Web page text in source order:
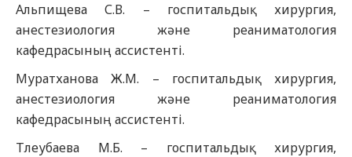
Альпищева С.В. – госпитальдық хирургия,
анестезиология және реаниматология
кафедрасының ассистенті.
Муратханова Ж.М. – госпитальдық хирургия,
анестезиология және реаниматология
кафедрасының ассистенті.
Тлеубаева М.Б. – госпитальдық хирургия,